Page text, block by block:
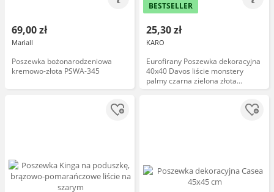
69,00 zł
Mariall
Poszewka bożonarodzeniowa
kremowo-złota PSWA-345
BESTSELLER
25,30 zł
KARO
Eurofirany Poszewka dekoracyjna
40x40 Davos liście monstery
palmy czarna zielona złota
welurowa